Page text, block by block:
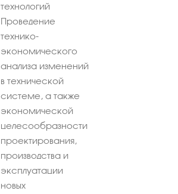
технологий
Проведение
технико-
экономического
анализа изменений
в технической
системе, а также
экономической
целесообразности
проектирования,
производства и
эксплуатации
новых